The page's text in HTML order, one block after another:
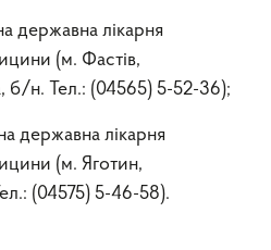
державна лікарня
(м. Фастів,
б/н. Тел.: (04565) 5-52-36);
державна лікарня
(м. Яготин,
(04575) 5-46-58).